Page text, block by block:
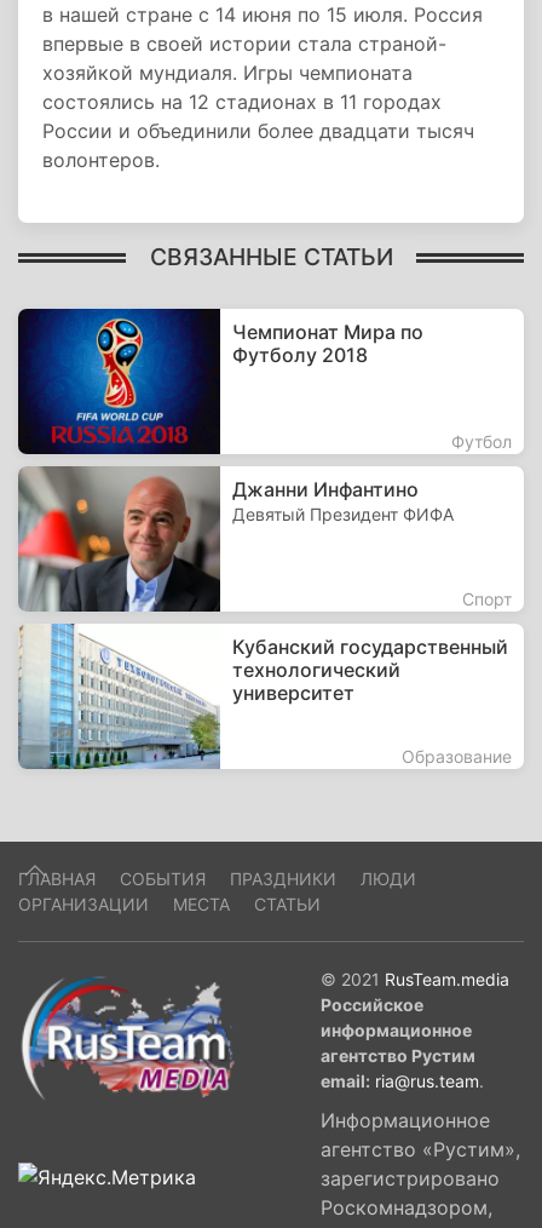
в нашей стране с 14 июня по 15 июля. Россия
впервые в своей истории стала страной-
хозяйкой мундиаля. Игры чемпионата
состоялись на 12 стадионах в 11 городах
России и объединили более двадцати тысяч
волонтеров.
СВЯЗАННЫЕ СТАТЬИ
Чемпионат Мира по
Футболу 2018
Футбол
Джанни Инфантино
Девятый Президент ФИФА
Спорт
Кубанский государственный
технологический
университет
Образование
ГЛАВНАЯ СОБЫТИЯ ПРАЗДНИКИ
ЛЮДИ
ОРГАНИЗАЦИИ
МЕСТА СТАТЬИ
© 2021 RusTeam.media
Российское
информационное
агентство Рустим
email: ria@rus.team.
Информационное
агентство «Рустим»,
зарегистрировано
Роскомнадзором,